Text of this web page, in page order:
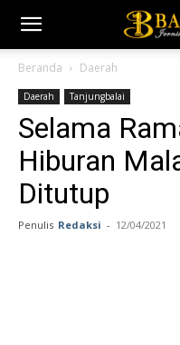
Beranda Daerah
Daerah Tanjungbalai
Selama
Hiburan
Ditutup
Penulis Redaksi - 12/04/2021